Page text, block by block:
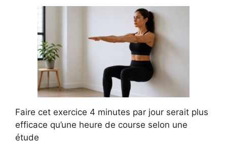
Faire cet exercice 4 minutes par jour serait plus
efficace qu’une heure de course selon une
étude